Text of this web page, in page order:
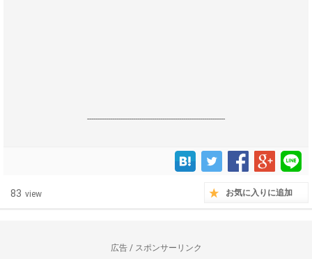
------------------------------------------------------------------
83 view お気に入りに追加
広告 / スポンサーリンク